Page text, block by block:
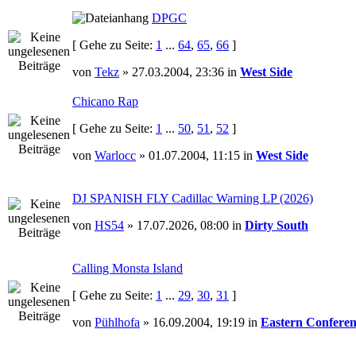
DPGC
[ Gehe zu Seite: 1 ... 64, 65, 66 ]
von Tekz » 27.03.2004, 23:36 in West Side
Chicano Rap
[ Gehe zu Seite: 1 ... 50, 51 , 52 ]
von Warlocc » 01.07.2004, 11:15 in West Side
DJ SPANISH FLY Cadillac Warning LP (2026)
von HS54 » 17.07.2026, 08:00 in Dirty South
Calling Monsta Island
[ Gehe zu Seite: 1 ... 29, 30, 31 ]
von Pühlhofa » 16.09.2004, 19:19 in Eastern